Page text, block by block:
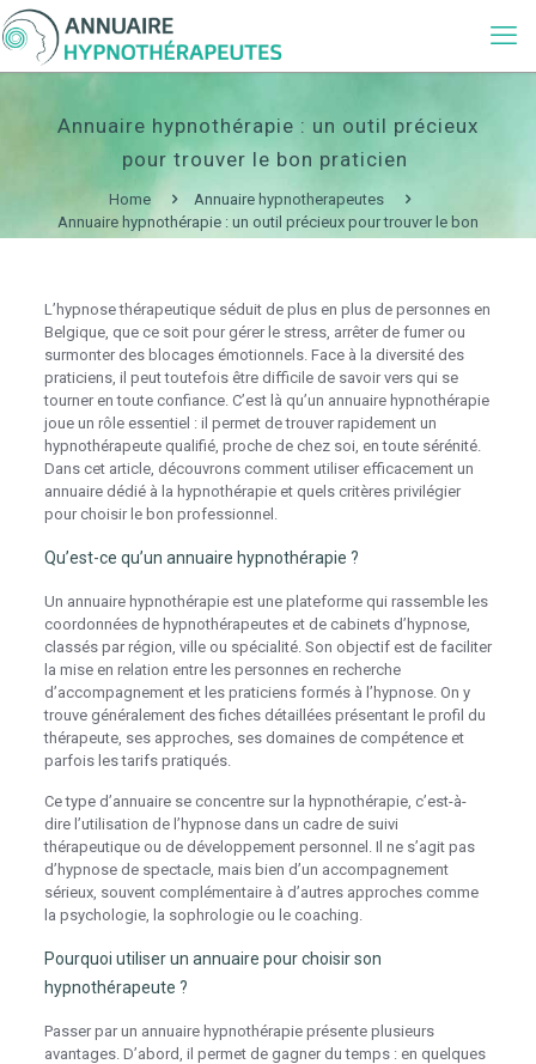
Annuaire hypnothérapie : un outil précieux
pour trouver le bon praticien
Home
Annuaire hypnotherapeutes
Annuaire hypnothérapie : un outil précieux pour trouver le bon
L’hypnose thérapeutique séduit de plus en plus de personnes en
Belgique, que ce soit pour gérer le stress, arrêter de fumer ou
surmonter des blocages émotionnels. Face à la diversité des
praticiens, il peut toutefois être difficile de savoir vers qui se
tourner en toute confiance. C’est là qu’un annuaire hypnothérapie
joue un rôle essentiel : il permet de trouver rapidement un
hypnothérapeute qualifié, proche de chez soi, en toute sérénité.
Dans cet article, découvrons comment utiliser efficacement un
annuaire dédié à la hypnothérapie et quels critères privilégier
pour choisir le bon professionnel.
Qu’est-ce qu’un annuaire hypnothérapie ?
Un annuaire hypnothérapie est une plateforme qui rassemble les
coordonnées de hypnothérapeutes et de cabinets d’hypnose,
classés par région, ville ou spécialité. Son objectif est de faciliter
la mise en relation entre les personnes en recherche
d’accompagnement et les praticiens formés à l’hypnose. On y
trouve généralement des fiches détaillées présentant le profil du
thérapeute, ses approches, ses domaines de compétence et
parfois les tarifs pratiqués.
Ce type d’annuaire se concentre sur la hypnothérapie, c’est-à-
dire l’utilisation de l’hypnose dans un cadre de suivi
thérapeutique ou de développement personnel. Il ne s’agit pas
d’hypnose de spectacle, mais bien d’un accompagnement
sérieux, souvent complémentaire à d’autres approches comme
la psychologie, la sophrologie ou le coaching.
Pourquoi utiliser un annuaire pour choisir son
hypnothérapeute ?
Passer par un annuaire hypnothérapie présente plusieurs
avantages. D’abord, il permet de gagner du temps : en quelques